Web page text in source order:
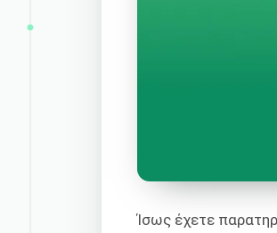
Ίσως έχετε